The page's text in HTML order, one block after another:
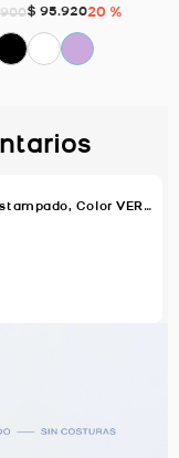
900$ 95.92020 %
Camiseta Amplia Con Estampado, Color VERDE AGUA Para Mujer